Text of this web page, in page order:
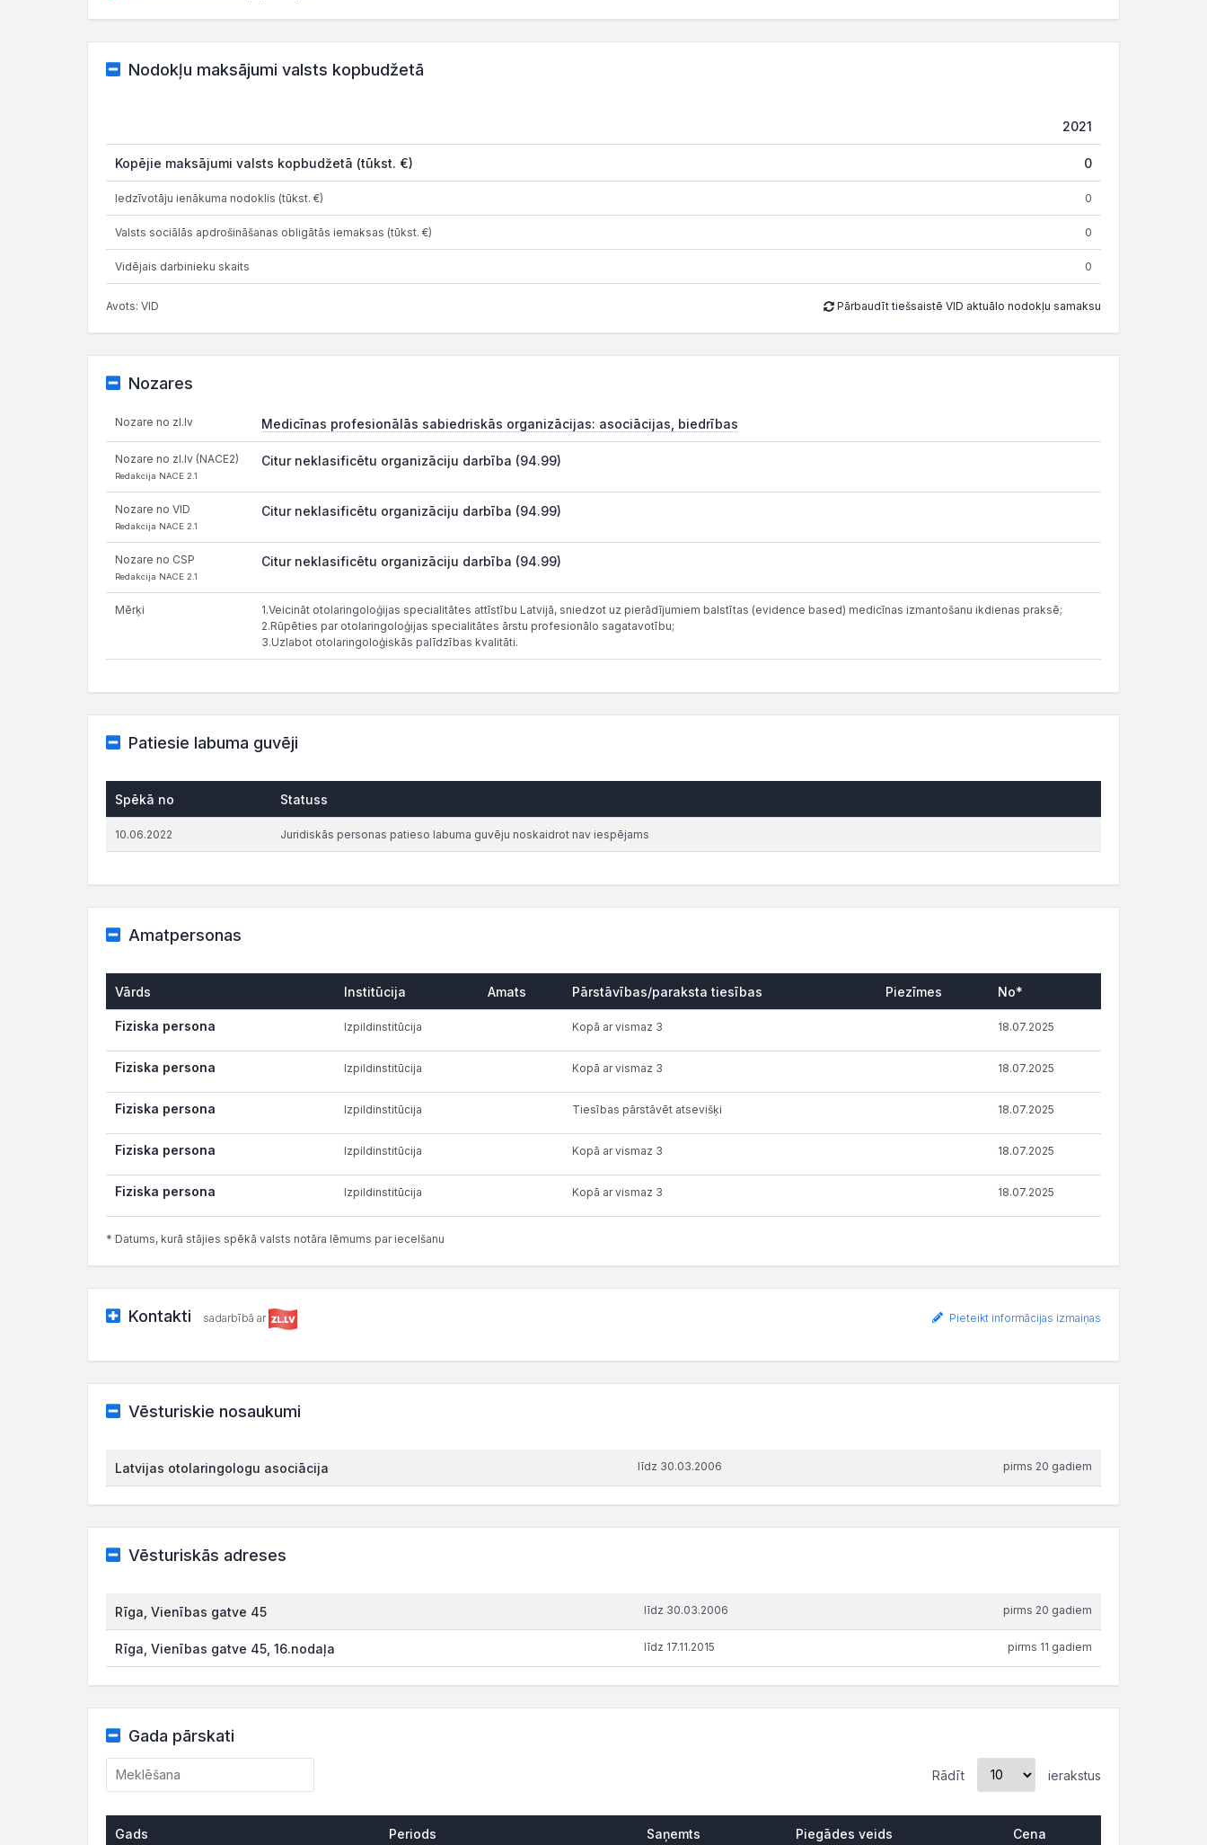
Nodokļu maksājumi valsts kopbudžetā
2021
Kopējie maksājumi valsts kopbudžetā (tūkst. €) 0
Iedzīvotāju ienākuma nodoklis (tūkst. €) 0
Valsts sociālās apdrošināšanas obligātās iemaksas (tūkst. €) 0
Vidējais darbinieku skaits 0
Avots: VID Pārbaudīt tiešsaistē VID aktuālo nodokļu samaksu
Nozares
Nozare no zl.lv Medicīnas profesionālās sabiedriskās organizācijas: asociācijas, biedrības
Nozare no zl.lv (NACE2)
Redakcija NACE 2.1
Citur neklasificētu organizāciju darbība (94.99)
Nozare no VID
Redakcija NACE 2.1
Citur neklasificētu organizāciju darbība (94.99)
Nozare no CSP
Redakcija NACE 2.1
Citur neklasificētu organizāciju darbība (94.99)
Mērķi
1.Veicināt otolaringoloģijas specialitātes attīstību Latvijā, sniedzot uz pierādījumiem balstītas (evidence based) medicīnas izmantošanu ikdienas praksē;
2.Rūpēties par otolaringoloģijas specialitātes ārstu profesionālo sagatavotību;
3.Uzlabot otolaringoloģiskās palīdzības kvalitāti.
Patiesie labuma guvēji
Spēkā no Statuss
10.06.2022 Juridiskās personas patieso labuma guvēju noskaidrot nav iespējams
Amatpersonas
Vārds Institūcija Amats Pārstāvības/paraksta tiesības Piezīmes No*
Fiziska persona Izpildinstitūcija Kopā ar vismaz 3 18.07.2025
Fiziska persona Izpildinstitūcija Kopā ar vismaz 3 18.07.2025
Fiziska persona Izpildinstitūcija Tiesības pārstāvēt atsevišķi 18.07.2025
Fiziska persona Izpildinstitūcija Kopā ar vismaz 3 18.07.2025
Fiziska persona Izpildinstitūcija Kopā ar vismaz 3 18.07.2025
* Datums, kurā stājies spēkā valsts notāra lēmums par iecelšanu
Kontakti sadarbībā ar Pieteikt informācijas izmaiņas
Vēsturiskie nosaukumi
Latvijas otolaringologu asociācija līdz 30.03.2006 pirms 20 gadiem
Vēsturiskās adreses
Rīga, Vienības gatve 45 līdz 30.03.2006 pirms 20 gadiem
Rīga, Vienības gatve 45, 16.nodaļa līdz 17.11.2015 pirms 11 gadiem
Gada pārskati
Rādīt ierakstus
Gads Periods Saņemts Piegādes veids Cena